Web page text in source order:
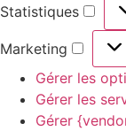
Statistiques
Marketing
Gérer les
Gérer les
Gérer